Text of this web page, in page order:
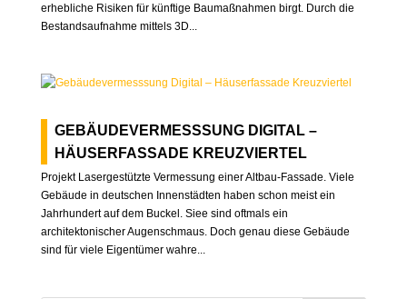
erhebliche Risiken für künftige Baumaßnahmen birgt. Durch die
Bestandsaufnahme mittels 3D...
GEBÄUDEVERMESSSUNG DIGITAL –
HÄUSERFASSADE KREUZVIERTEL
Projekt Lasergestützte Vermessung einer Altbau-Fassade. Viele
Gebäude in deutschen Innenstädten haben schon meist ein
Jahrhundert auf dem Buckel. Siee sind oftmals ein
architektonischer Augenschmaus. Doch genau diese Gebäude
sind für viele Eigentümer wahre...